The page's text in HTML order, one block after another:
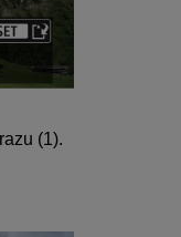
(1).